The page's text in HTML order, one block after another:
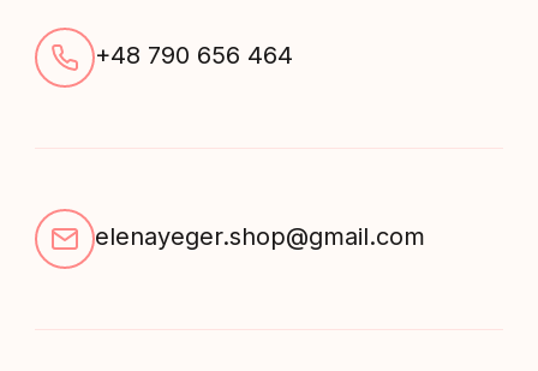
+48 790 656 464
elenayeger.shop@gmail.com